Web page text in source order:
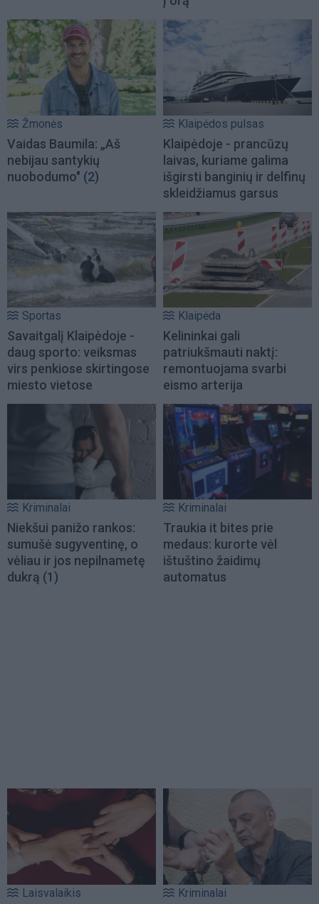
Žmonės
Vaidas Baumila: „Aš
nebijau santykių
nuobodumo" (2)
Klaipėdos pulsas
Klaipėdoje - prancūzų
laivas, kuriame galima
išgirsti banginių ir delfinų
skleidžiamus garsus
Sportas
Savaitgalį Klaipėdoje -
daug sporto: veiksmas
virs penkiose skirtingose
miesto vietose
Klaipėda
Kelininkai gali
patriukšmauti naktį:
remontuojama svarbi
eismo arterija
Kriminalai
Niekšui panižo rankos:
sumušė sugyventinę, o
vėliau ir jos nepilnametę
dukrą (1)
Kriminalai
Traukia it bites prie
medaus: kurorte vėl
ištuštino žaidimų
automatus
Laisvalaikis Kriminalai